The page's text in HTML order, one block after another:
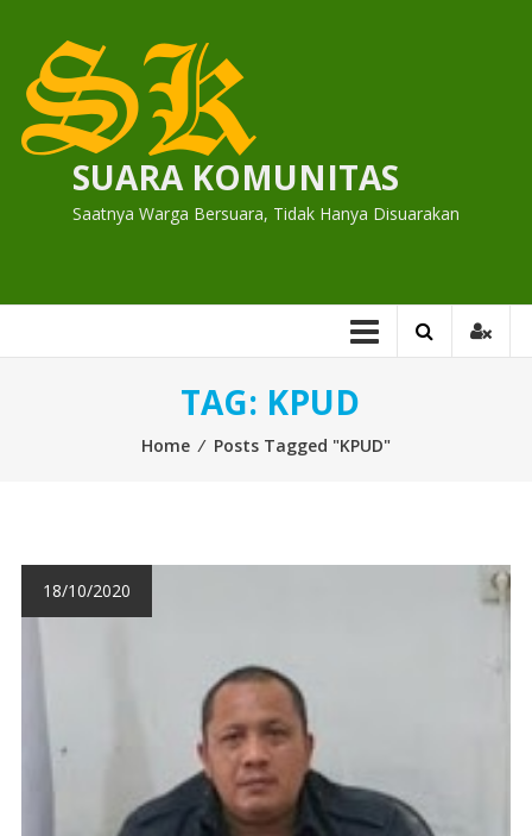
content
SUARA KOMUNITAS
Saatnya Warga Bersuara, Tidak Hanya Disuarakan
TAG: KPUD
Home ⁄ Posts Tagged "KPUD"
18/10/2020